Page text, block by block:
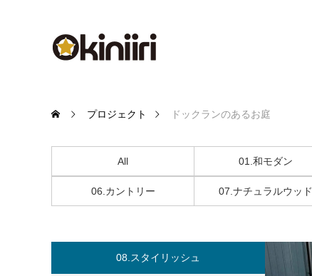
プロジェクト ドックランのあるお庭
All 01.和モダン
06.カントリー 07.ナチュラルウッド
08.スタイリッシュ